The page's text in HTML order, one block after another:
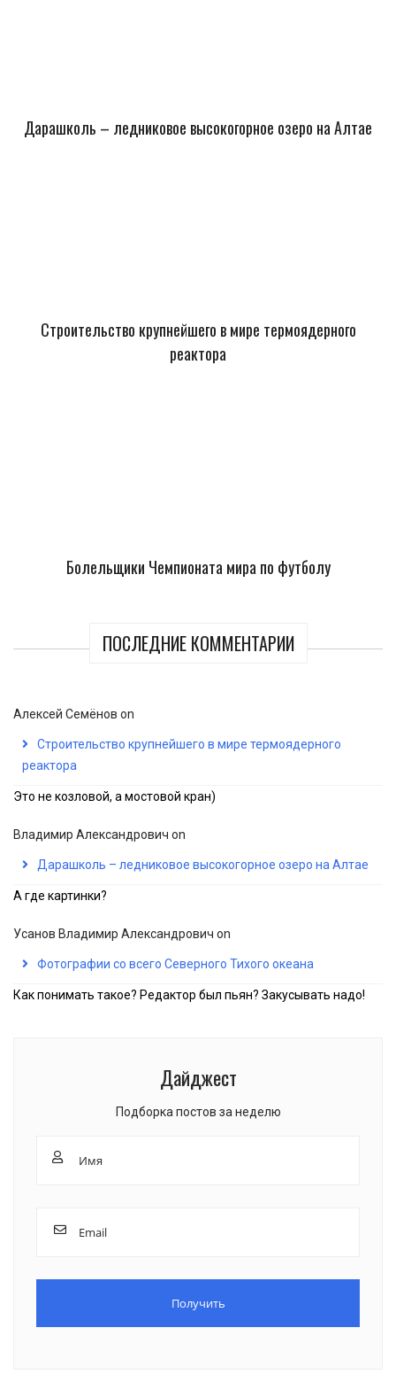
Дарашколь – ледниковое высокогорное озеро на Алтае
Строительство крупнейшего в мире термоядерного
реактора
Болельщики Чемпионата мира по футболу
ПОСЛЕДНИЕ КОММЕНТАРИИ
Алексей Семёнов on
Строительство крупнейшего в мире термоядерного
реактора
Это не козловой, а мостовой кран)
Владимир Александрович on
Дарашколь – ледниковое высокогорное озеро на Алтае
А где картинки?
Усанов Владимир Александрович on
Фотографии со всего Северного Тихого океана
Как понимать такое? Редактор был пьян? Закусывать надо!
Дайджест
Подборка постов за неделю